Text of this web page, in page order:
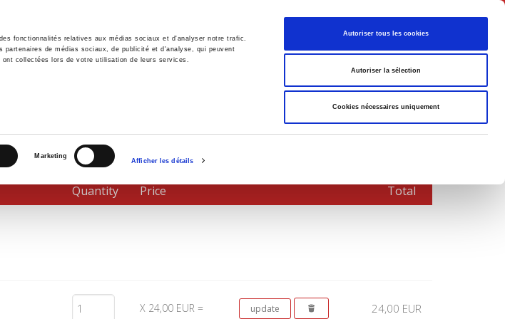
fonctionnalités relatives aux médias sociaux et d'analyser notre trafic.
de médias sociaux, de publicité et d'analyse, qui peuvent
collectées lors de votre utilisation de leurs services.
Marketing
Afficher les détails
Autoriser tous les cookies
Autoriser la sélection
Cookies nécessaires uniquement
English
History International Politics
Quantity Price Total
X 24,00 EUR = 24,00 EUR